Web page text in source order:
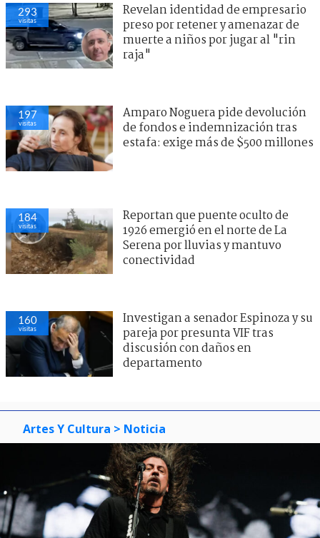
293
visitas
Revelan identidad de empresario
preso por retener y amenazar de
muerte a niños por jugar al "rin
raja"
197
visitas
Amparo Noguera pide devolución
de fondos e indemnización tras
estafa: exige más de $500 millones
184
visitas
Reportan que puente oculto de
1926 emergió en el norte de La
Serena por lluvias y mantuvo
conectividad
160
visitas
Investigan a senador Espinoza y su
pareja por presunta VIF tras
discusión con daños en
departamento
Artes Y Cultura > Noticia